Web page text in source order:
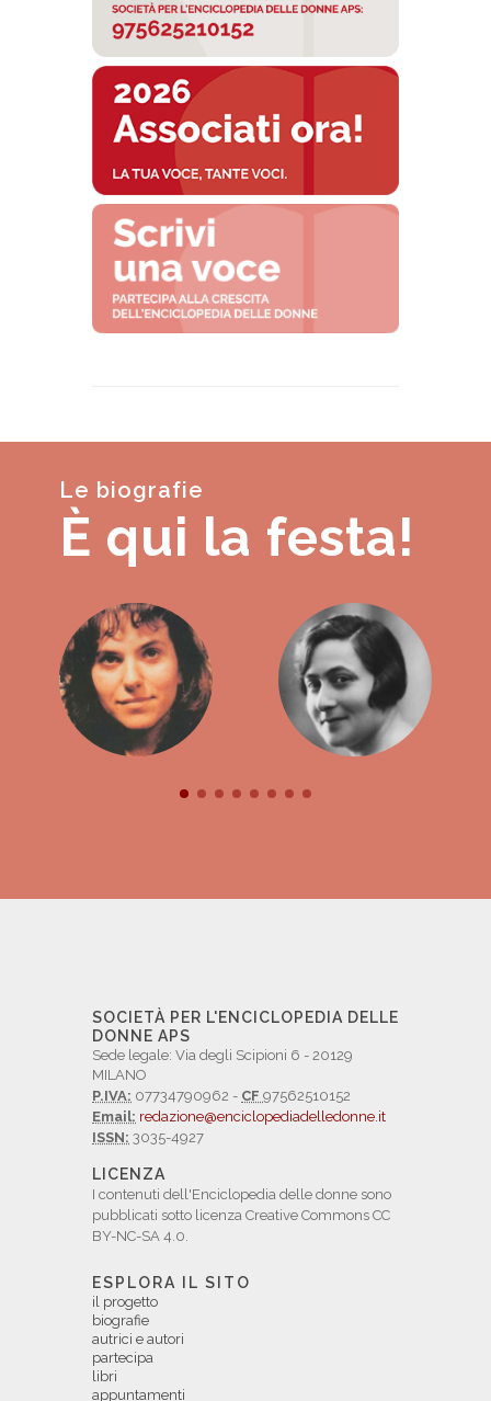
Le biografie
È qui la festa!
SOCIETÀ PER L'ENCICLOPEDIA DELLE
DONNE APS
Sede legale: Via degli Scipioni 6 - 20129
MILANO
P.IVA: 07734790962 - CF 97562510152
Email: redazione@enciclopediadelledonne.it
ISSN: 3035-4927
LICENZA
I contenuti dell'Enciclopedia delle donne sono
pubblicati sotto licenza Creative Commons CC
BY-NC-SA 4.0.
ESPLORA IL SITO
il progetto
biografie
autrici e autori
partecipa
libri
appuntamenti